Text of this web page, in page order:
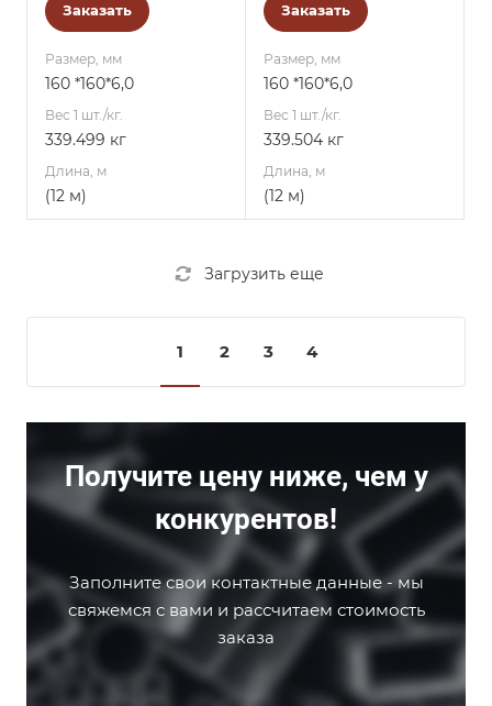
Заказать
Размер, мм
160 *160*6,0
Вес 1 шт./кг.
339.499 кг
Длина, м
(12 м)
Заказать
Размер, мм
160 *160*6,0
Вес 1 шт./кг.
339.504 кг
Длина, м
(12 м)
Загрузить еще
1 2 3 4
Получите цену ниже, чем у
конкурентов!
Заполните свои контактные данные - мы
свяжемся с вами и рассчитаем стоимость
заказа